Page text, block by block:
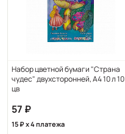
Набор цветной бумаги "Страна
чудес" двухсторонней, А4 10 л 10
цв
57
15 x 4 платежа